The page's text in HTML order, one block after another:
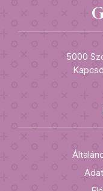
5000